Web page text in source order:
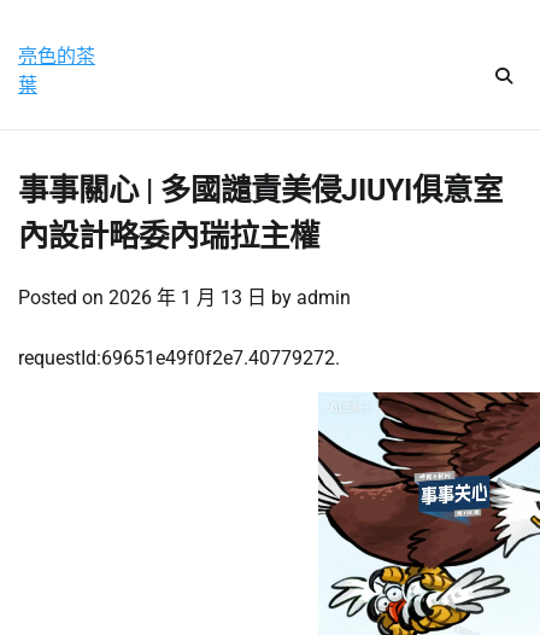
content
亮色的茶
葉
事事關心 | 多國譴責美侵JIUYI俱意室
內設計略委內瑞拉主權
Posted on 2026 年 1 月 13 日 by admin
requestId:69651e49f0f2e7.40779272.